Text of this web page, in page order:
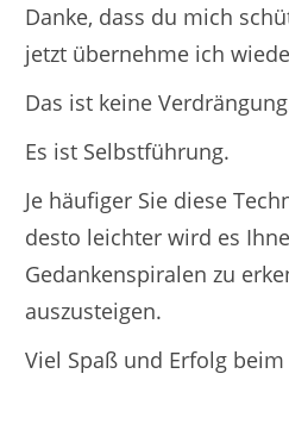
Danke, dass du mich
jetzt übernehme ich
Das ist keine
Es ist Selbstführung.
Je häufiger Sie diese
desto leichter wird es
Gedankenspiralen zu
auszusteigen.
Viel Spaß und Erfolg